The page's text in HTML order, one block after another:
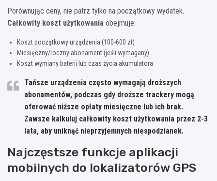
Porównując ceny, nie patrz tylko na początkowy wydatek.
Całkowity koszt użytkowania obejmuje:
Koszt początkowy urządzenia (100-600 zł)
Miesięczny/roczny abonament (jeśli wymagany)
Koszt wymiany baterii lub czas życia akumulatora
Tańsze urządzenia często wymagają droższych
abonamentów, podczas gdy droższe trackery mogą
oferować niższe opłaty miesięczne lub ich brak.
Zawsze kalkuluj całkowity koszt użytkowania przez 2-3
lata, aby uniknąć nieprzyjemnych niespodzianek.
Najczęstsze funkcje aplikacji
mobilnych do lokalizatorów GPS